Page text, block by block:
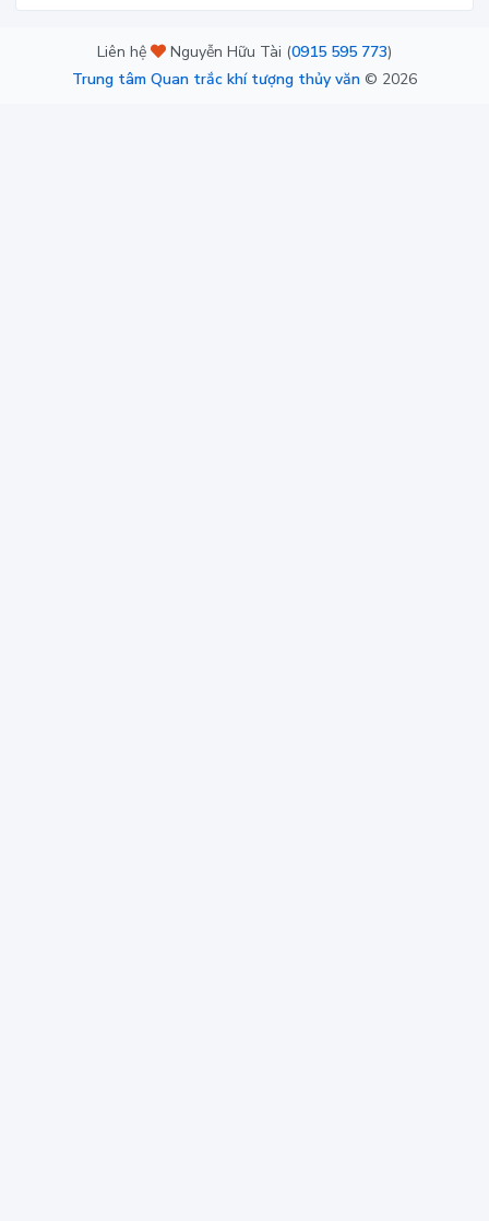
Liên hệ Nguyễn Hữu Tài (0915 595 773)
Trung tâm Quan trắc khí tượng thủy văn © 2026